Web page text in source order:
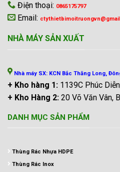
Điện thoại: 0865175797
Email:
NHÀ MÁY SẢN XUẤT
Nhà máy SX: KCN Bắc Thăng Long,
+ Kho hàng 1: 1139C Phúc
+ Kho Hàng 2: 20 Võ Văn Vân,
DANH MỤC SẢN PHẨM
Thùng Rác Nhựa HDPE
Thùng Rác Inox